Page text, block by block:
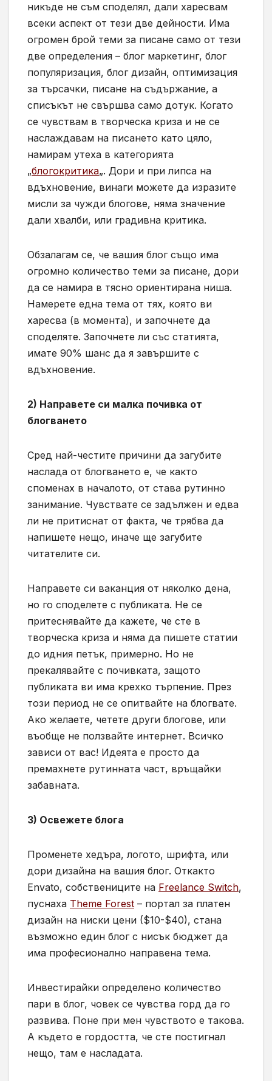
никъде не съм споделял, дали харесвам
всеки аспект от тези две дейности. Има
огромен брой теми за писане само от тези
две определения – блог маркетинг, блог
популяризация, блог дизайн, оптимизация
за търсачки, писане на съдържание, а
списъкът не свършва само дотук. Когато
се чувствам в творческа криза и не се
наслаждавам на писането като цяло,
намирам утеха в категорията
„блогокритика„. Дори и при липса на
вдъхновение, винаги можете да изразите
мисли за чужди блогове, няма значение
дали хвалби, или градивна критика.
Обзалагам се, че вашия блог също има
огромно количество теми за писане, дори
да се намира в тясно ориентирана ниша.
Намерете една тема от тях, която ви
харесва (в момента), и започнете да
споделяте. Започнете ли със статията,
имате 90% шанс да я завършите с
вдъхновение.
2) Направете си малка почивка от
блогването
Сред най-честите причини да загубите
наслада от блогването е, че както
споменах в началото, от става рутинно
занимание. Чувствате се задължен и едва
ли не притиснат от факта, че трябва да
напишете нещо, иначе ще загубите
читателите си.
Направете си ваканция от няколко дена,
но го споделете с публиката. Не се
притеснявайте да кажете, че сте в
творческа криза и няма да пишете статии
до идния петък, примерно. Но не
прекалявайте с почивката, защото
публиката ви има крехко търпение. През
този период не се опитвайте на блогвате.
Ако желаете, четете други блогове, или
въобще не ползвайте интернет. Всичко
зависи от вас! Идеята е просто да
премахнете рутинната част, връщайки
забавната.
3) Освежете блога
Променете хедъра, логото, шрифта, или
дори дизайна на вашия блог. Откакто
Envato, собствениците на Freelance Switch,
пуснаха Theme Forest – портал за платен
дизайн на ниски цени ($10-$40), стана
възможно един блог с нисък бюджет да
има професионално направена тема.
Инвестирайки определено количество
пари в блог, човек се чувства горд да го
развива. Поне при мен чувството е такова.
А където е гордостта, че сте постигнал
нещо, там е насладата.